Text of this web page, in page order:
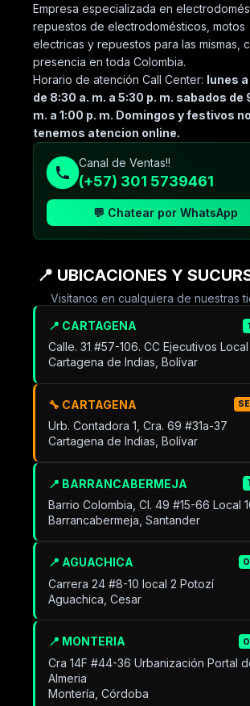
Empresa especializada en
repuestos de electrodomésticos, motos
electricas y repuestos para las mismas,
presencia en toda Colombia.
Horario de atención Call Center: lunes
de 8:30 a. m. a 5:30 p. m. sabados de
m. a 1:00 p. m. Domingos y festivos no
tenemos atencion online.
Canal de Ventas!!
(+57) 301 5739461
💬 Chatear por WhatsApp
📍 UBICACIONES Y
Visítanos en cualquiera de nuestras
📍 CARTAGENA
Calle. 31 #57-106. CC Ejecutivos Local
Cartagena de Indias, Bolívar
🔧 CARTAGENA
Urb. Contadora 1, Cra. 69 #31a-37
Cartagena de Indias, Bolívar
📍 BARRANCABERMEJA
Barrio Colombia, Cl. 49 #15-66 Local
Barrancabermeja, Santander
📍 AGUACHICA
Carrera 24 #8-10 local 2 Potozí
Aguachica, Cesar
📍 MONTERIA
Cra 14F #44-36 Urbanización Portal
Almeria
Montería, Córdoba